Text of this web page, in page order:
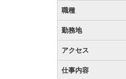
職種
勤務地
アクセス
仕事内容